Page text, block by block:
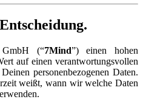
(“7Mind”) einen hohen
auf einen verantwortungsvollen
personenbezogenen Daten.
weißt, wann wir welche Daten